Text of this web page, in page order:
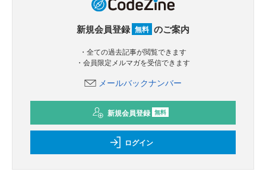
新規会員登録 無料 のご案内
・全ての過去記事が閲覧できます
・会員限定メルマガを受信できます
メールバックナンバー
新規会員登録 無料
ログイン